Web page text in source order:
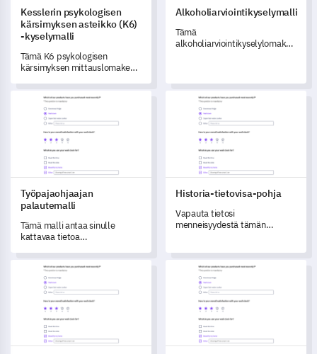
Kesslerin psykologisen
kärsimyksen asteikko (K6)
-kyselymalli
Tämä K6 psykologisen
kärsimyksen mittauslomake
tietoja yksilöiden
mielenterveydestä kuluneen
kuukauden aikana.
Alkoholiarviointikyselymalli
Tämä
alkoholiarviointikyselylomake
Työpajaohjaajan palautemalli
Työpajaohjaajan
palautemalli
Tämä malli antaa sinulle
kattavaa tietoa
tehokkuudesta.
Historia-tietovisa-pohja
Historia-tietovisa-pohja
Vapauta tietosi
menneisyydestä tämän
avulla.
IT-palvelupyyntökaavakepohja Tyytyväisyyskyselymalli